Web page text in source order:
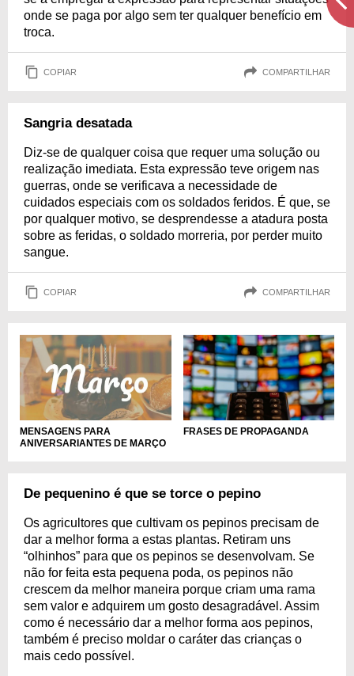
onde se paga por algo sem ter qualquer benefício em
troca.
COPIAR COMPARTILHAR
Sangria desatada
Diz-se de qualquer coisa que requer uma solução ou
realização imediata. Esta expressão teve origem nas
guerras, onde se verificava a necessidade de
cuidados especiais com os soldados feridos. É que, se
por qualquer motivo, se desprendesse a atadura posta
sobre as feridas, o soldado morreria, por perder muito
sangue.
COPIAR COMPARTILHAR
MENSAGENS PARA
ANIVERSARIANTES DE MARÇO
FRASES DE PROPAGANDA
De pequenino é que se torce o pepino
Os agricultores que cultivam os pepinos precisam de
dar a melhor forma a estas plantas. Retiram uns
“olhinhos” para que os pepinos se desenvolvam. Se
não for feita esta pequena poda, os pepinos não
crescem da melhor maneira porque criam uma rama
sem valor e adquirem um gosto desagradável. Assim
como é necessário dar a melhor forma aos pepinos,
também é preciso moldar o caráter das crianças o
mais cedo possível.